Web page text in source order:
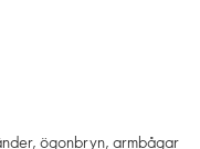
ögonbryn, armbågar